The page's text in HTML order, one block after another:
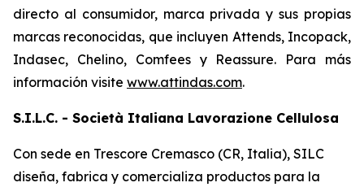
directo al consumidor, marca privada y sus propias
marcas reconocidas, que incluyen Attends, Incopack,
Indasec, Chelino, Comfeesy Reassure. Para más
información visite www.attindas.com.
S.I.L.C. - Società Italiana Lavorazione Cellulosa
Con sede en Trescore Cremasco (CR, Italia), SILC
diseña, fabrica y comercializa productos para la